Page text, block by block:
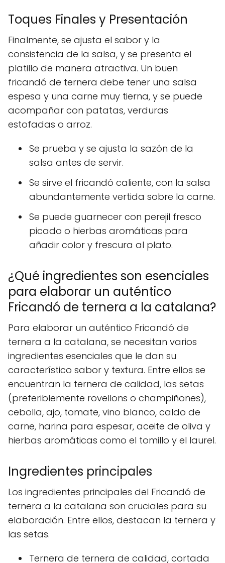
Toques Finales y Presentación
Finalmente, se ajusta el sabor y la
consistencia de la salsa, y se presenta el
platillo de manera atractiva. Un buen
fricandó de ternera debe tener una salsa
espesa y una carne muy tierna, y se puede
acompañar con patatas, verduras
estofadas o arroz.
Se prueba y se ajusta la sazón de la
salsa antes de servir.
Se sirve el fricandó caliente, con la salsa
abundantemente vertida sobre la carne.
Se puede guarnecer con perejil fresco
picado o hierbas aromáticas para
añadir color y frescura al plato.
¿Qué ingredientes son esenciales
para elaborar un auténtico
Fricandó de ternera a la catalana?
Para elaborar un auténtico Fricandó de
ternera a la catalana, se necesitan varios
ingredientes esenciales que le dan su
característico sabor y textura. Entre ellos se
encuentran la ternera de calidad, las setas
(preferiblemente rovellons o champiñones),
cebolla, ajo, tomate, vino blanco, caldo de
carne, harina para espesar, aceite de oliva y
hierbas aromáticas como el tomillo y el laurel.
Ingredientes principales
Los ingredientes principales del Fricandó de
ternera a la catalana son cruciales para su
elaboración. Entre ellos, destacan la ternera y
las setas.
Ternera de ternera de calidad, cortada